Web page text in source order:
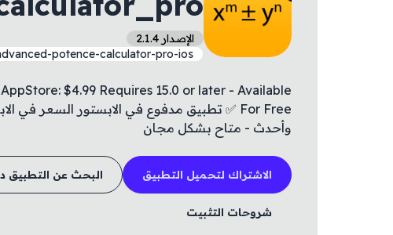
الإصدار 2.1.4
potence-calculator-pro-ios
$4.99 Requires 15.0 or later - Available
وأحدث - متاح بشكل مجان
الاشتراك لتحميل التطبيق البحث عن التطبيق
شروحات التثبيت